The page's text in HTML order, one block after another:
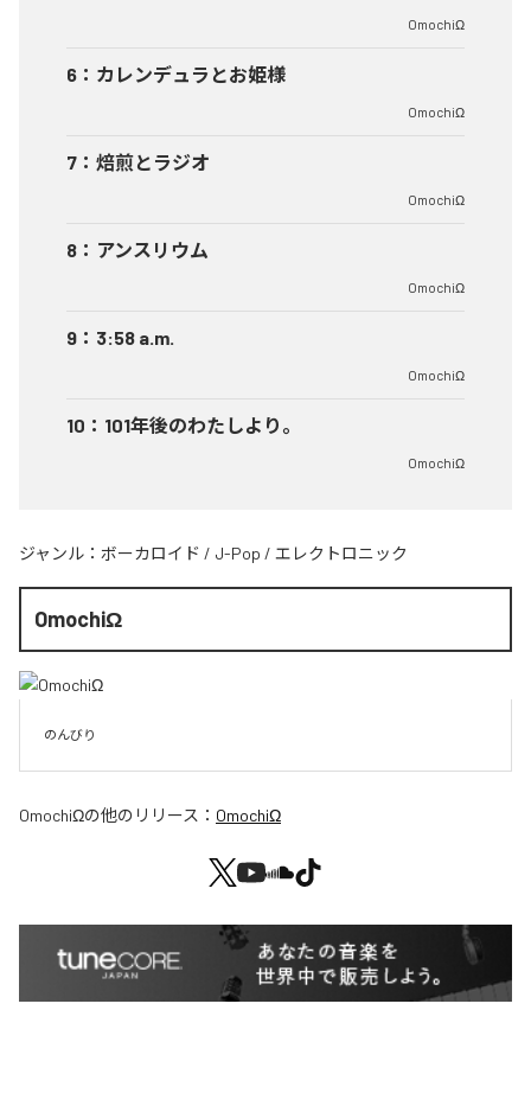
OmochiΩ
6 ： カレンデュラとお姫様
OmochiΩ
7 ： 焙煎とラジオ
OmochiΩ
8 ： アンスリウム
OmochiΩ
9 ： 3:58 a.m.
OmochiΩ
10 ： 101年後のわたしより。
OmochiΩ
ジャンル： ボーカロイド / J-Pop / エレクトロニック
OmochiΩ
のんびり
OmochiΩの他のリリース： OmochiΩ